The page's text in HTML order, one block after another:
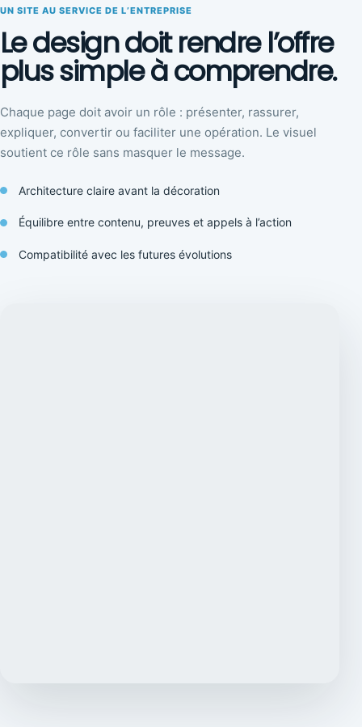
UN SITE AU SERVICE DE L’ENTREPRISE
Le design doit rendre l’offre
plus simple à comprendre.
Chaque page doit avoir un rôle : présenter, rassurer,
expliquer, convertir ou faciliter une opération. Le visuel
soutient ce rôle sans masquer le message.
Architecture claire avant la décoration
Équilibre entre contenu, preuves et appels à l’action
Compatibilité avec les futures évolutions